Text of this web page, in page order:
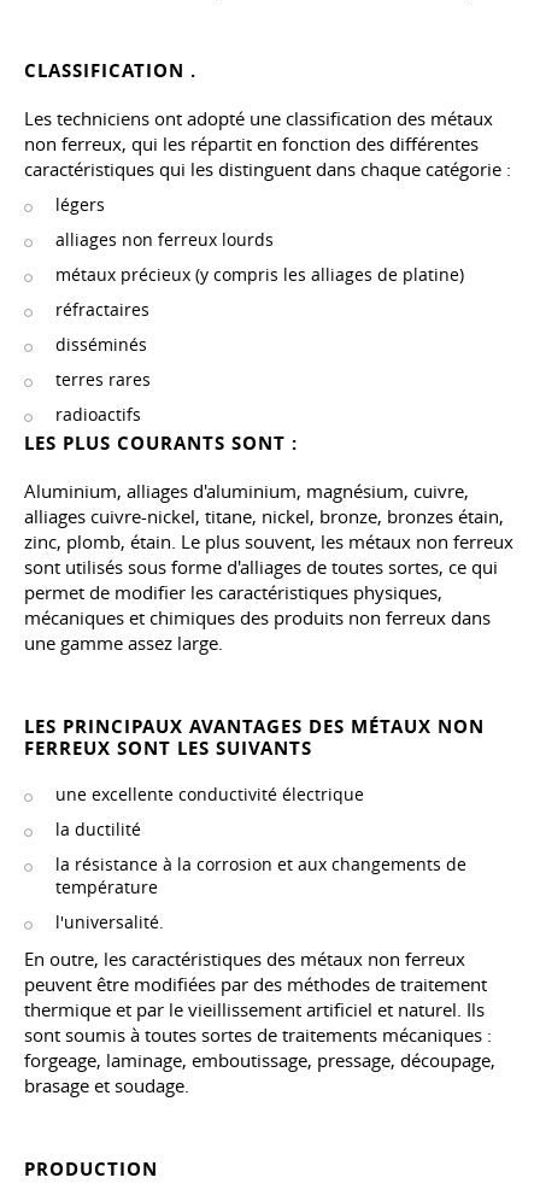
CLASSIFICATION .
Les techniciens ont adopté une classification des métaux
non ferreux, qui les répartit en fonction des différentes
caractéristiques qui les distinguent dans chaque catégorie :
légers
alliages non ferreux lourds
métaux précieux (y compris les alliages de platine)
réfractaires
disséminés
terres rares
radioactifs
LES PLUS COURANTS SONT :
Aluminium, alliages d'aluminium, magnésium, cuivre,
alliages cuivre-nickel, titane, nickel, bronze, bronzes étain,
zinc, plomb, étain. Le plus souvent, les métaux non ferreux
sont utilisés sous forme d'alliages de toutes sortes, ce qui
permet de modifier les caractéristiques physiques,
mécaniques et chimiques des produits non ferreux dans
une gamme assez large.
LES PRINCIPAUX AVANTAGES DES MÉTAUX NON
FERREUX SONT LES SUIVANTS
une excellente conductivité électrique
la ductilité
la résistance à la corrosion et aux changements de
température
l'universalité.
En outre, les caractéristiques des métaux non ferreux
peuvent être modifiées par des méthodes de traitement
thermique et par le vieillissement artificiel et naturel. Ils
sont soumis à toutes sortes de traitements mécaniques :
forgeage, laminage, emboutissage, pressage, découpage,
brasage et soudage.
PRODUCTION